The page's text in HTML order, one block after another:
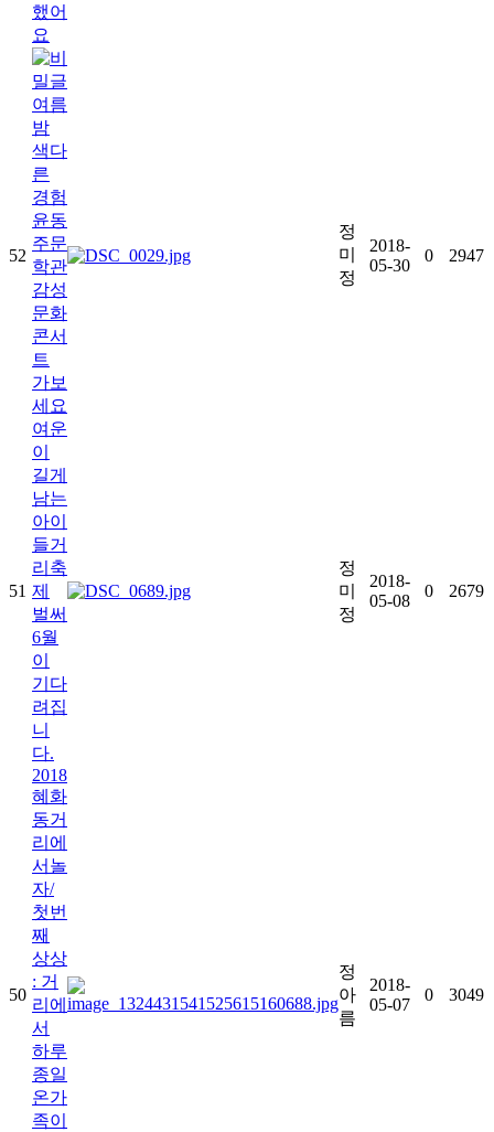
했어
요
52
여름
밤
색다
른
경험
윤동
주문
학관
감성
문화
콘서
트
가보
세요
정
미
정
2018-
05-30
0 2947
51
여운
이
길게
남는
아이
들거
리축
제
벌써
6월
이
기다
려집
니
다.
정
미
정
2018-
05-08
0 2679
50
2018
혜화
동거
리에
서놀
자/
첫번
째
상상
: 거
리에
서
하루
종일
온가
족이
정
아
름
2018-
05-07
0 3049